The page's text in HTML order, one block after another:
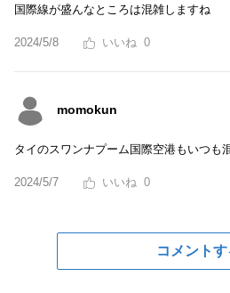
国際線が盛んなところは混雑しますね
2024/5/8 0
momokun
タイのスワンナプーム国際空港もいつも
2024/5/7 0
コメントす